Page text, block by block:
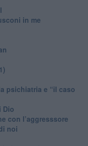
in me
psichiatria e “il caso
Dio
con l’aggresssore
noi